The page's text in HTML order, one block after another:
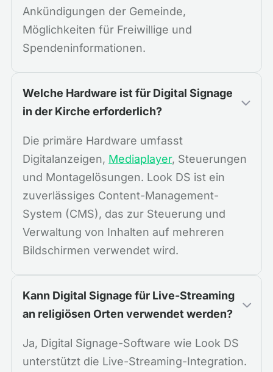
Ankündigungen der Gemeinde,
Möglichkeiten für Freiwillige und
Spendeninformationen.
Welche Hardware ist für Digital Signage
in der Kirche erforderlich?
Die primäre Hardware umfasst
Digitalanzeigen, Mediaplayer, Steuerungen
und Montagelösungen. Look DS ist ein
zuverlässiges Content-Management-
System (CMS), das zur Steuerung und
Verwaltung von Inhalten auf mehreren
Bildschirmen verwendet wird.
Kann Digital Signage für Live-Streaming
an religiösen Orten verwendet werden?
Ja, Digital Signage-Software wie Look DS
unterstützt die Live-Streaming-Integration.